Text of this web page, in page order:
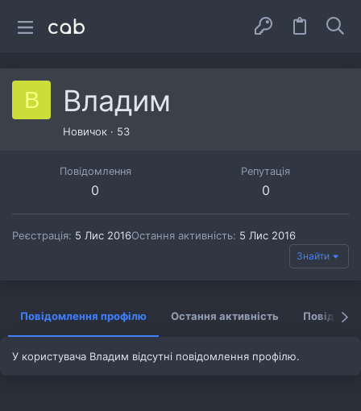
В Владим
Новичок · 53
Повідомлення
0
Репутація
0
Реєстрація 5 Лис 2016Остання активність 5 Лис 2016
Знайти
Повідомлення профілю Остання активність
У користувача Владим відсутні повідомлення профілю.